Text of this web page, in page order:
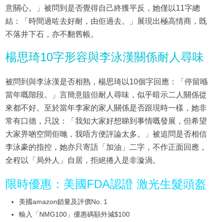
意關心。」被問到是否覺得自己終獲平反，她僅以11字總
結：「時間過咗去好耐，由佢過去。」展現出極高情商，既
不落井下石，亦不翻舊帳。
楊思琦10字形容與李泳漢關係耐人尋味
被問到與李泳漢是否相熟，楊思琦以10個字回應：「停留喺
當年嘅階段。」言簡意賅但耐人尋味，似乎暗示二人關係從
來都不好。至於當年李家的家人關係是否跟現時一樣，她非
常有口德，只說：「我知大家好想睇到事情嘅發展，但希望
大家畀啲空間佢哋，我唔方便評論太多。」被追問是否相信
李泳豪的指控，她亦只寄語「加油」二字，不作正面回應，
全程以「局外人」自居，拒絕捲入是非漩渦。
限時優惠：美國FDA認證 激光生髮頭盔
美國amazon鎖量及評價No. 1
輸入「NMG100」優惠碼額外減$100